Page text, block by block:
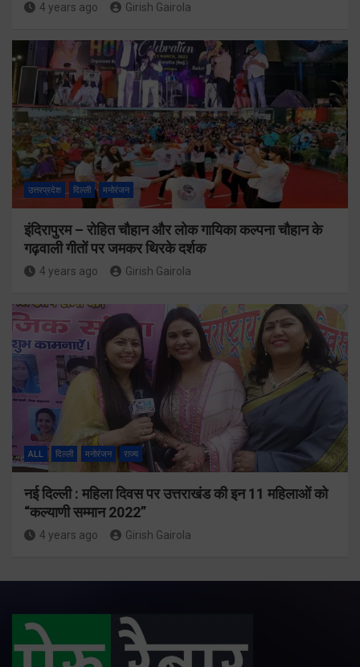
4 years ago Girish Gairola
उत्तरप्रदेश दिल्ली मनोरंजन
इंदिरापुरम – रोहित चौहान और लोक गायिका कल्पना चौहान के
गढ़वाली गीतों पर जमकर थिरके दर्शक
4 years ago Girish Gairola
ALL दिल्ली मनोरंजन राज्य
नई दिल्ली : महिला दिवस पर उत्तराखंड की इन 11 महिलाओं को
“कल्याणी सम्मान 2022”
4 years ago Girish Gairola